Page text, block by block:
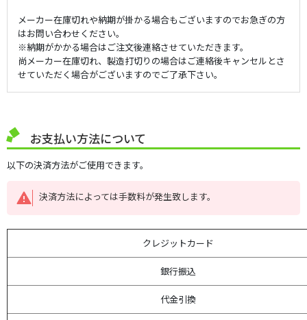
メーカー在庫切れや納期が掛かる場合もございますのでお急ぎの方
はお問い合わせください。
※納期がかかる場合はご注文後連絡させていただきます。
尚メーカー在庫切れ、製造打切りの場合はご連絡後キャンセルとさ
せていただく場合がございますのでご了承下さい。
お支払い方法について
以下の決済方法がご使用できます。
決済方法によっては手数料が発生致します。
クレジットカード
銀行振込
代金引換